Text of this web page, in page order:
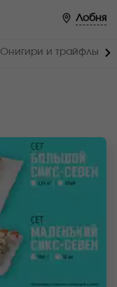
Лобня
Онигири и трайфлы